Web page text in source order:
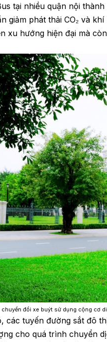
tại nhiều quận nội
giảm phát thải CO₂ và
xu hướng hiện đại mà
chuyển đổi xe buýt sử dụng cộng cơ
các tuyến đường sắt đô
cho quá trình chuyển